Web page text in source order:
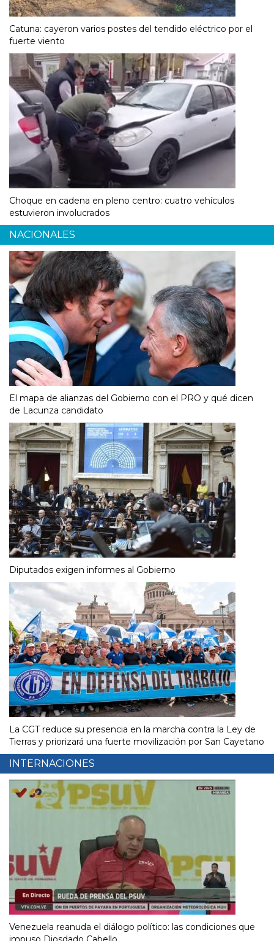
Catuna: cayeron varios postes del tendido eléctrico por el
fuerte viento
Choque en cadena en pleno centro: cuatro vehículos
estuvieron involucrados
NACIONALES
El mapa de alianzas del Gobierno con el PRO y qué dicen
de Lacunza candidato
Diputados exigen informes al Gobierno
La CGT reduce su presencia en la marcha contra la Ley de
Tierras y priorizará una fuerte movilización por San Cayetano
INTERNACIONES
Venezuela reanuda el diálogo político: las condiciones que